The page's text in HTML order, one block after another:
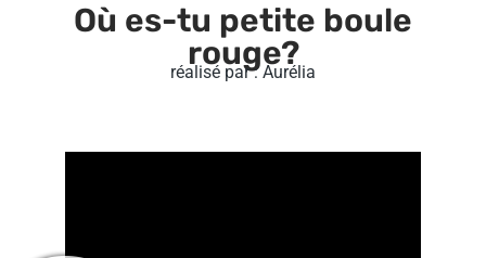
Où es-tu petite boule
rouge?
réalisé par : Aurélia